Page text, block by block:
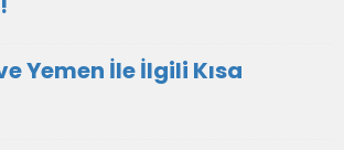
Yemen İle İlgili Kısa